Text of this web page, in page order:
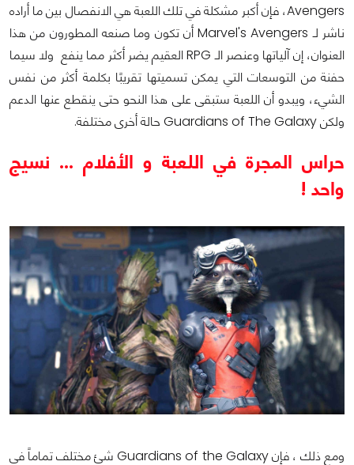
Avengers، فإن أكبر مشكلة في تلك اللعبة هي الانفصال بين ما أراده
ناشر لـ Marvel's Avengers أن تكون وما صنعه المطورون من هذا
العنوان، إن آلياتها وعنصر الـ RPG العقيم يضر أكثر مما ينفع ولا سيما
حفنة من التوسعات التي يمكن تسميتها تقريبًا بكلمة أكثر من نفس
الشيء، ويبدو أن اللعبة ستبقى على هذا النحو حتى ينقطع عنها الدعم
ولكن Guardians of The Galaxy حالة أخرى مختلفة.
حراس المجرة في اللعبة و الأفلام ... نسيج
واحد !
ومع ذلك ، فإن Guardians of the Galaxy شئ مختلف تماماً في